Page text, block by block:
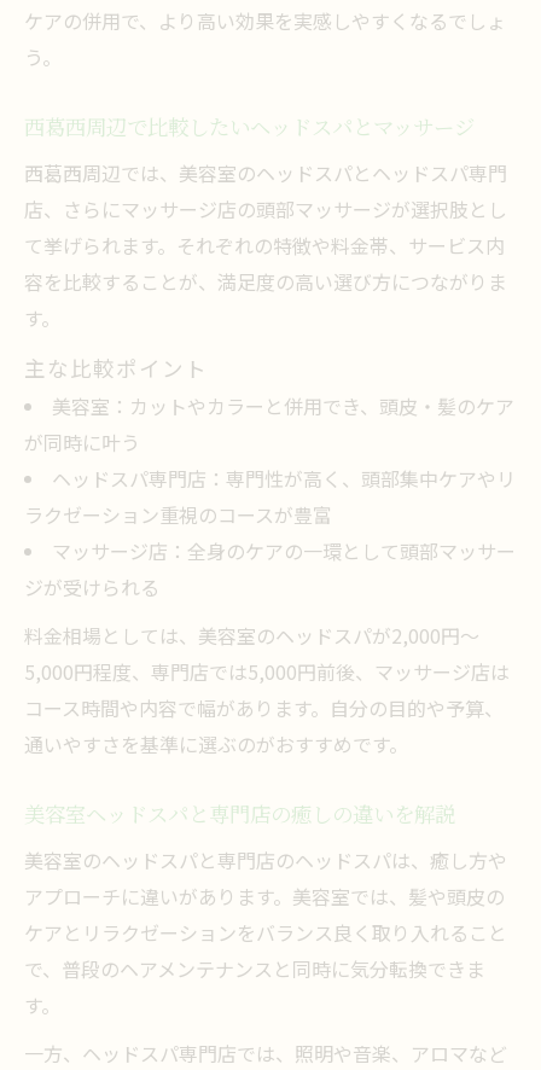
ケアの併用で、より高い効果を実感しやすくなるでしょ
う。
西葛西周辺で比較したいヘッドスパとマッサージ
西葛西周辺では、美容室のヘッドスパとヘッドスパ専門
店、さらにマッサージ店の頭部マッサージが選択肢とし
て挙げられます。それぞれの特徴や料金帯、サービス内
容を比較することが、満足度の高い選び方につながりま
す。
主な比較ポイント
美容室：カットやカラーと併用でき、頭皮・髪のケア
が同時に叶う
ヘッドスパ専門店：専門性が高く、頭部集中ケアやリ
ラクゼーション重視のコースが豊富
マッサージ店：全身のケアの一環として頭部マッサー
ジが受けられる
料金相場としては、美容室のヘッドスパが2,000円～
5,000円程度、専門店では5,000円前後、マッサージ店は
コース時間や内容で幅があります。自分の目的や予算、
通いやすさを基準に選ぶのがおすすめです。
美容室ヘッドスパと専門店の癒しの違いを解説
美容室のヘッドスパと専門店のヘッドスパは、癒し方や
アプローチに違いがあります。美容室では、髪や頭皮の
ケアとリラクゼーションをバランス良く取り入れること
で、普段のヘアメンテナンスと同時に気分転換できま
す。
一方、ヘッドスパ専門店では、照明や音楽、アロマなど